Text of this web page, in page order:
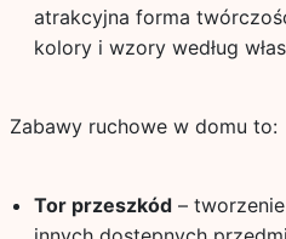
atrakcyjna forma
kolory i wzory według
Zabawy ruchowe w domu to:
Tor przeszkód– tworzenie